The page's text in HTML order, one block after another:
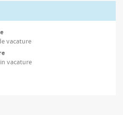
vacature
vacature